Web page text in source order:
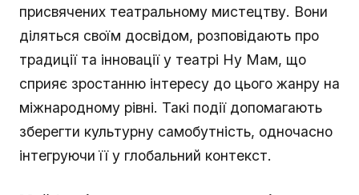
присвячених театральному мистецтву. Вони
діляться своїм досвідом, розповідають про
традиції та інновації у театрі Ну Мам, що
сприяє зростанню інтересу до цього жанру на
міжнародному рівні. Такі події допомагають
зберегти культурну самобутність, одночасно
інтегруючи її у глобальний контекст.